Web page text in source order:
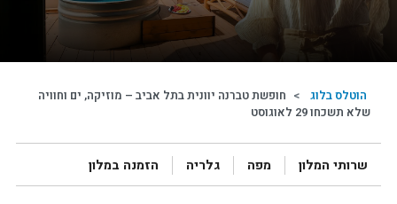
הוטלס בלוג > חופשת טברנה יוונית בתל אביב – מוזיקה, ים וחוויה
שלא תשכחו 29 לאוגוסט
שרותי המלון מפה גלריה הזמנה במלון